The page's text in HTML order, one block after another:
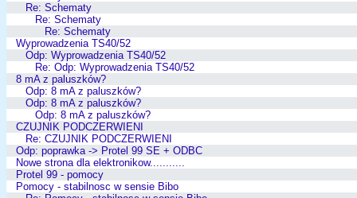
Re: Schematy
Re: Schematy
Re: Schematy
Wyprowadzenia TS40/52
Odp: Wyprowadzenia TS40/52
Re: Odp: Wyprowadzenia TS40/52
8 mA z paluszków?
Odp: 8 mA z paluszków?
Odp: 8 mA z paluszków?
Odp: 8 mA z paluszków?
CZUJNIK PODCZERWIENI
Re: CZUJNIK PODCZERWIENI
Odp: poprawka -> Protel 99 SE + ODBC
Nowe strona dla elektronikow...........
Protel 99 - pomocy
Pomocy - stabilnosc w sensie Bibo